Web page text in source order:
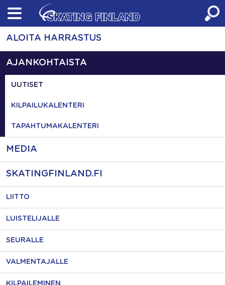
Skip
content
ALOITA HARRASTUS
AJANKOHTAISTA
UUTISET
KILPAILUKALENTERI
TAPAHTUMAKALENTERI
MEDIA
SKATINGFINLAND.FI
LIITTO
LUISTELIJALLE
SEURALLE
VALMENTAJALLE
KILPAILEMINEN